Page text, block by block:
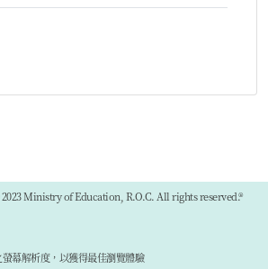
Ministry of Education, R.O.C. All rights reserved.®
幕解析度，以獲得最佳瀏覽體驗